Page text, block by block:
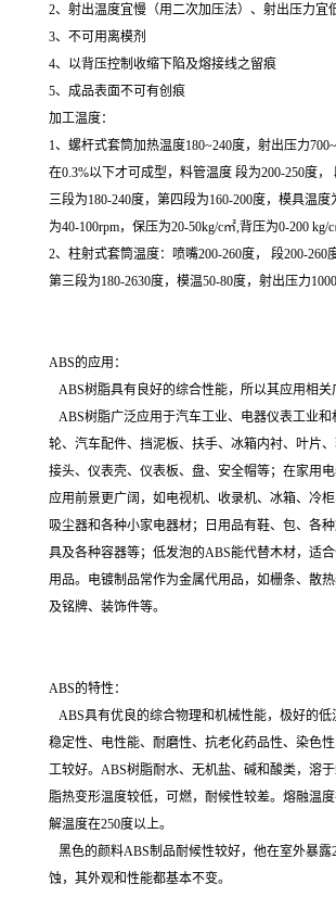
2、射出温度宜慢（用二次加压法）、射出压力宜
3、不可用离模剂
4、以背压控制收缩下陷及熔接线之留痕
5、成品表面不可有创痕
加工温度：
1、螺杆式套筒加热温度180~240度，射出压力
在0.3%以下才可成型，料管温度 段为200-250度，
三段为180-240度，第四段为160-200度，模具温
为40-100rpm，保压为20-50kg/c㎡,背压为0-200 kg/c
2、柱射式套筒温度：喷嘴200-260度， 段200-260
第三段为180-2630度，模温50-80度，射出压力
ABS的应用：
ABS树脂具有良好的综合性能，所以其应用相关
ABS树脂广泛应用于汽车工业、电器仪表工业和
轮、汽车配件、挡泥板、扶手、冰箱内衬、叶片、
接头、仪表壳、仪表板、盘、安全帽等；在家用
应用前景更广阔，如电视机、收录机、冰箱、冷柜
吸尘器和各种小家电器材；日用品有鞋、包、各
具及各种容器等；低发泡的ABS能代替木材，适
用品。电镀制品常作为金属代用品，如栅条、散
及铭牌、装饰件等。
ABS的特性：
ABS具有优良的综合物理和机械性能，极好的低
稳定性、电性能、耐磨性、抗老化药品性、染色
工较好。ABS树脂耐水、无机盐、碱和酸类，溶
脂热变形温度较低，可燃，耐候性较差。熔融温
解温度在250度以上。
黑色的颜料ABS制品耐候性较好，他在室外暴露
蚀，其外观和性能都基本不变。